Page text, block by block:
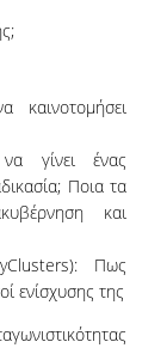
καινοτομήσει
γίνει ένας
Ποια τα
και
Πως
ενίσχυσης της